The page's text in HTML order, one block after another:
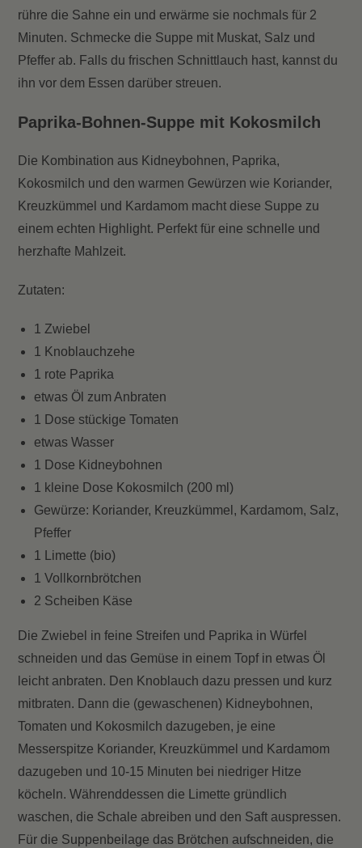
rühre die Sahne ein und erwärme sie nochmals für 2
Minuten. Schmecke die Suppe mit Muskat, Salz und
Pfeffer ab. Falls du frischen Schnittlauch hast, kannst du
ihn vor dem Essen darüber streuen.
Paprika-Bohnen-Suppe mit Kokosmilch
Die Kombination aus Kidneybohnen, Paprika,
Kokosmilch und den warmen Gewürzen wie Koriander,
Kreuzkümmel und Kardamom macht diese Suppe zu
einem echten Highlight. Perfekt für eine schnelle und
herzhafte Mahlzeit.
Zutaten:
1 Zwiebel
1 Knoblauchzehe
1 rote Paprika
etwas Öl zum Anbraten
1 Dose stückige Tomaten
etwas Wasser
1 Dose Kidneybohnen
1 kleine Dose Kokosmilch (200 ml)
Gewürze: Koriander, Kreuzkümmel, Kardamom, Salz,
Pfeffer
1 Limette (bio)
1 Vollkornbrötchen
2 Scheiben Käse
Die Zwiebel in feine Streifen und Paprika in Würfel
schneiden und das Gemüse in einem Topf in etwas Öl
leicht anbraten. Den Knoblauch dazu pressen und kurz
mitbraten. Dann die (gewaschenen) Kidneybohnen,
Tomaten und Kokosmilch dazugeben, je eine
Messerspitze Koriander, Kreuzkümmel und Kardamom
dazugeben und 10-15 Minuten bei niedriger Hitze
köcheln. Währenddessen die Limette gründlich
waschen, die Schale abreiben und den Saft auspressen.
Für die Suppenbeilage das Brötchen aufschneiden, die